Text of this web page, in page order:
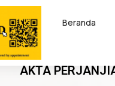
Beranda
AKTA